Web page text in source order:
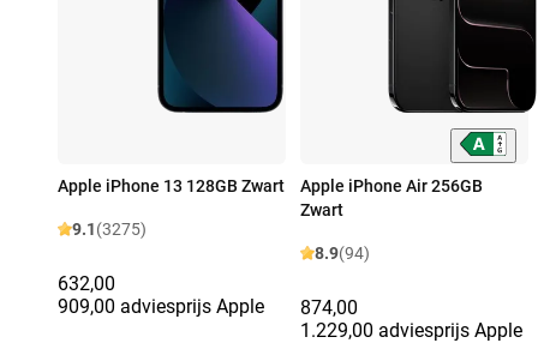
Apple iPhone 13 128GB Zwart
9.1(3275)
632,00
909,00 adviesprijs Apple
Apple iPhone Air 256GB
Zwart
8.9(94)
874,00
1.229,00 adviesprijs Apple